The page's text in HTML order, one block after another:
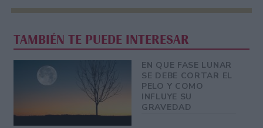
TAMBIÉN TE PUEDE INTERESAR
EN QUE FASE LUNAR
SE DEBE CORTAR EL
PELO Y COMO
INFLUYE SU
GRAVEDAD